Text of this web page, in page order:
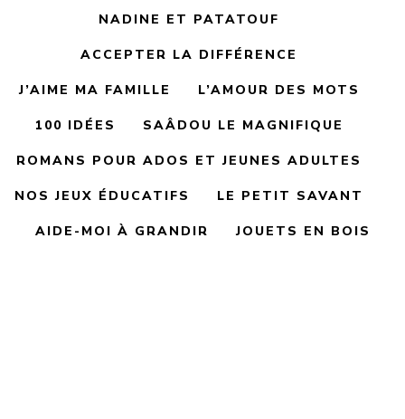
NADINE ET PATATOUF
ACCEPTER LA DIFFÉRENCE
J’AIME MA FAMILLE L’AMOUR DES MOTS
100 IDÉES SAÂDOU LE MAGNIFIQUE
ROMANS POUR ADOS ET JEUNES ADULTES
NOS JEUX ÉDUCATIFS LE PETIT SAVANT
AIDE-MOI À GRANDIR JOUETS EN BOIS